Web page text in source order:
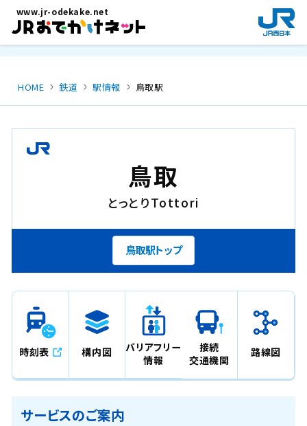
メインコンテンツにスキップ
www.jr-odekake.net
新
規
ウ
で
HOME 鉄道 駅情報 鳥取駅
鳥取
とっとりTottori
鳥取駅トップ
時刻表 構内図
バリアフリー
情報
接続
交通機関
路線図
サービスのご案内